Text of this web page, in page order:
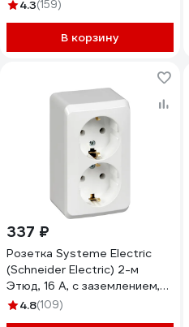
4.3(159)
В корзину
337 ₽
Розетка Systeme Electric
(Schneider Electric) 2-м
Этюд, 16 А, с заземлением,
белый PA16-007B
4.8(109)